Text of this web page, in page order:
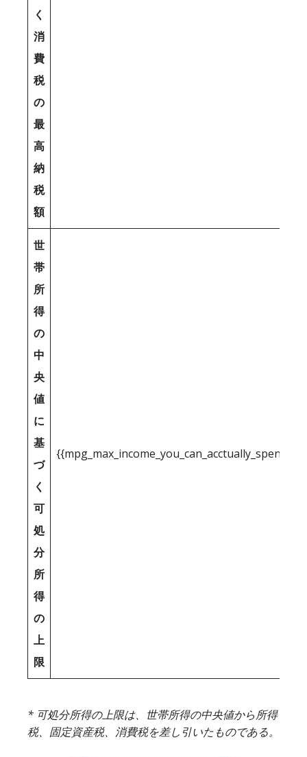
く
消
費
税
の
最
高
納
税
額
世
帯
所
得
の
中
央
値
に
基
づ
く
可
処
分
所
得
の
上
限
* 可処分所得の上限は、世帯所得の中央値から所得
税、固定資産税、消費税を差し引いたものである。